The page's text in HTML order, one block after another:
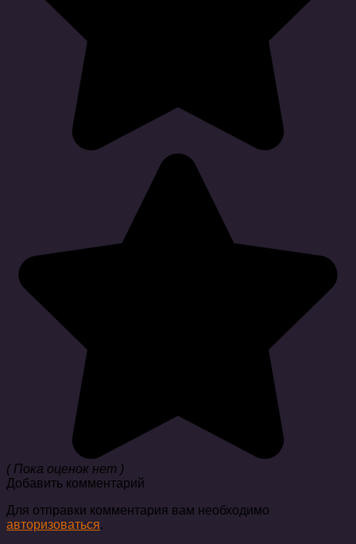
( Пока оценок нет )
Добавить комментарий
Для отправки комментария вам необходимо
авторизоваться.